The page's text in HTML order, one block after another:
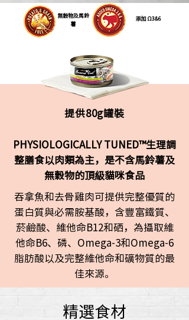
無穀物及馬鈴
薯
添加 Ω3&6
提供80g罐裝
PHYSIOLOGICALLY TUNED™生理調
整膳食以肉類為主，是不含馬鈴薯及
無穀物的頂級貓咪食品
吞拿魚和去骨雞肉可提供完整優質的
蛋白質與必需胺基酸，含豐富鐵質、
菸鹼酸、維他命B12和硒，為攝取維
他命B6、磷、Omega-3和Omega-6
脂肪酸以及完整維他命和礦物質的最
佳來源。
精選食材